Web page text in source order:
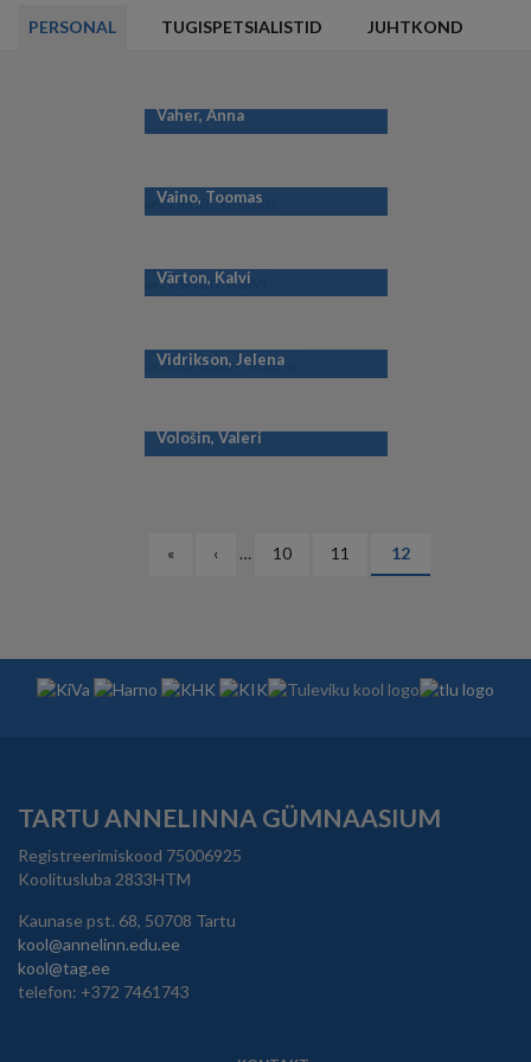
PERSONAL TUGISPETSIALISTID JUHTKOND
Vaher, Anna
Vaino, Toomas
Värton, Kalvi
Vidrikson, Jelena
Vološin, Valeri
Esimene
«
Eelmine
‹ … Lehekülg
10 Lehekülg
11
Eesolev
leht
12
TARTU ANNELINNA GÜMNAASIUM
Registreerimiskood 75006925
Koolitusluba 2833HTM
Kaunase pst. 68, 50708 Tartu
kool@annelinn.edu.ee
kool@tag.ee
telefon: +372 7461743